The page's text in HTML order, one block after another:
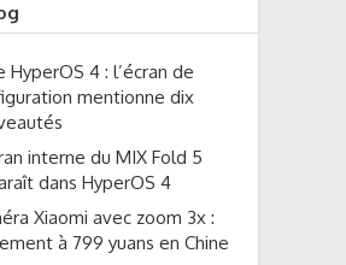
HyperOS 4 : l’écran de
mentionne dix
interne du MIX Fold 5
dans HyperOS 4
Xiaomi avec zoom 3x :
à 799 yuans en Chine